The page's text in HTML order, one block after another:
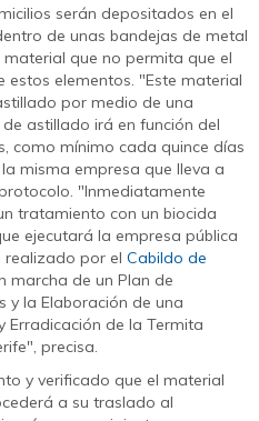
serán depositados en el
de unas bandejas de metal
que no permita que el
elementos. "Este material
por medio de una
astillado irá en función del
como mínimo cada quince días
misma empresa que lleva a
"Inmediatamente
tratamiento con un biocida
ejecutará la empresa pública
realizado por el Cabildo de
marcha de un Plan de
y la Elaboración de una
Erradicación de la Termita
precisa.
y verificado que el material
a su traslado al